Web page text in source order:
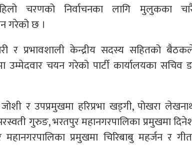
चरणको निर्वाचनका लागि मुलुकका
गरेको छ ।
र प्रभावशाली केन्द्रीय सदस्य सहितको
चयन गरेको पार्टी कार्यालयका सचिव
र उपप्रमुखमा हरिप्रभा खड्गी, पोखरा
गुरुङ, भरतपुर महानगरपालिका प्रमुखमा
प्रमुखमा चिरिबाबु महर्जन र